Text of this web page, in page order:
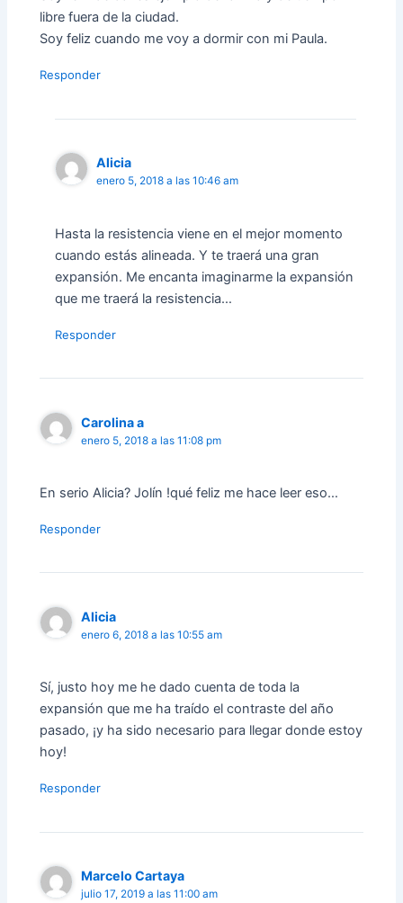
libre fuera de la ciudad.
Soy feliz cuando me voy a dormir con mi Paula.
Responder
Alicia
enero 5, 2018 a las 10:46 am
Hasta la resistencia viene en el mejor momento
cuando estás alineada. Y te traerá una gran
expansión. Me encanta imaginarme la expansión
que me traerá la resistencia…
Responder
Carolina a
enero 5, 2018 a las 11:08 pm
En serio Alicia? Jolín !qué feliz me hace leer eso…
Responder
Alicia
enero 6, 2018 a las 10:55 am
Sí, justo hoy me he dado cuenta de toda la
expansión que me ha traído el contraste del año
pasado, ¡y ha sido necesario para llegar donde estoy
hoy!
Responder
Marcelo Cartaya
julio 17, 2019 a las 11:00 am